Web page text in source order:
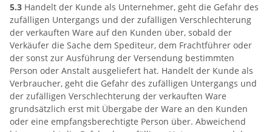
5.3 Handelt der Kunde als Unternehmer, geht die Gefahr des
zufälligen Untergangs und der zufälligen Verschlechterung
der verkauften Ware auf den Kunden über, sobald der
Verkäufer die Sache dem Spediteur, dem Frachtführer oder
der sonst zur Ausführung der Versendung bestimmten
Person oder Anstalt ausgeliefert hat. Handelt der Kunde als
Verbraucher, geht die Gefahr des zufälligen Untergangs und
der zufälligen Verschlechterung der verkauften Ware
grundsätzlich erst mit Übergabe der Ware an den Kunden
oder eine empfangsberechtigte Person über. Abweichend